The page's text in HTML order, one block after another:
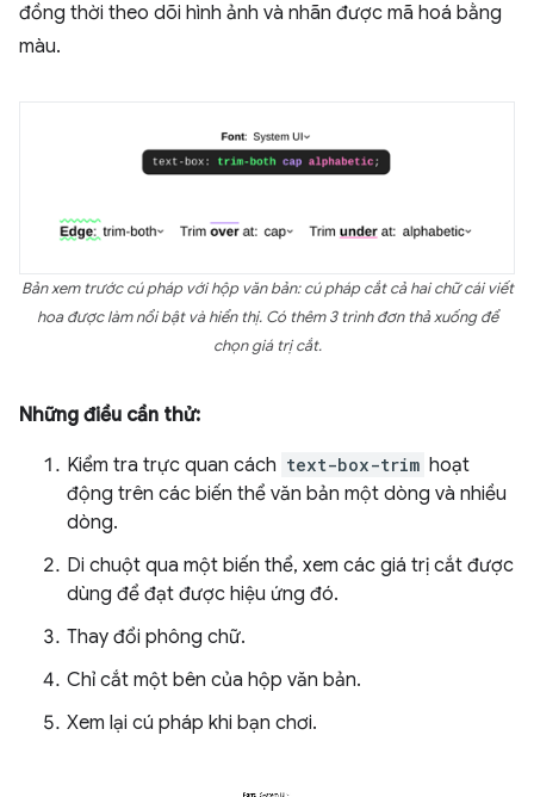
đồng thời theo dõi hình ảnh và nhãn được mã hoá bằng
màu.
Bản xem trước cú pháp với hộp văn bản: cú pháp cắt cả hai chữ cái viết
hoa được làm nổi bật và hiển thị. Có thêm 3 trình đơn thả xuống để
chọn giá trị cắt.
Những điều cần thử:
Kiểm tra trực quan cách text-box-trim hoạt
động trên các biến thể văn bản một dòng và nhiều
dòng.
Di chuột qua một biến thể, xem các giá trị cắt được
dùng để đạt được hiệu ứng đó.
Thay đổi phông chữ.
Chỉ cắt một bên của hộp văn bản.
Xem lại cú pháp khi bạn chơi.